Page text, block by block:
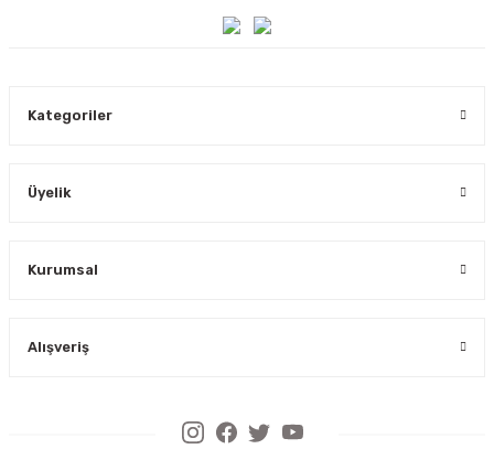
Kategoriler
Üyelik
Kurumsal
Alışveriş